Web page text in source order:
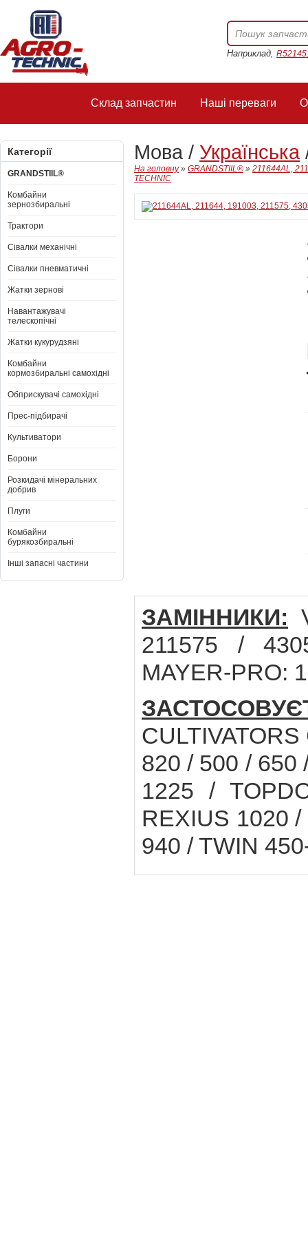
Наприклад,
Склад запчастин Наші переваги
Категорії
GRANDSTIIL®
Комбайни
зернозбиральні
Трактори
Сівалки механічні
Сівалки пневматичні
Жатки зернові
Навантажувачі
телескопічні
Жатки кукурудзяні
Комбайни
кормозбиральні самохідні
Обприскувачі самохідні
Прес-підбирачі
Культиватори
Борони
Розкидачі мінеральних
добрив
Плуги
Комбайни
бурякозбиральні
Інші запасні частини
Мова / Українська
На головну» GRANDSTIIL® » 211644AL,
TECHNIC
ЗАМІННИКИ:
211575 /
MAYER-PRO:
820 / 500 / 650
1225 /
REXIUS 1020
940 / TWIN